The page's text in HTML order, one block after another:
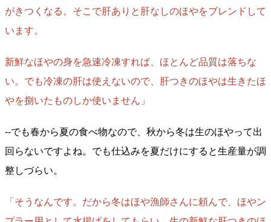
がきつくなる。そこで肝ありと肝なしのほやをブレンドして
います。
新鮮なほやの身を急速冷凍すれば、ほとんど品質は落ちな
い。でも冷凍の肝は使えないので、肝つきのほやは生きたほ
やを捌いたものしか使いません」
--でも春から夏の食べ物なので、秋から冬は生のほやって出
回らないですよね。でも仕込みを夏だけにすると生産量が調
整しづらい。
「そうなんです。だから冬はほや漁師さんに頼んで、ほやン